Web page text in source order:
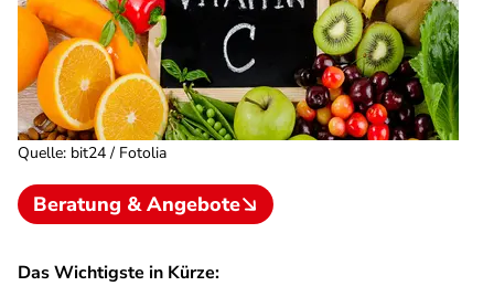
Quelle: bit24 / Fotolia
Beratung & Angebote
Das Wichtigste in Kürze: